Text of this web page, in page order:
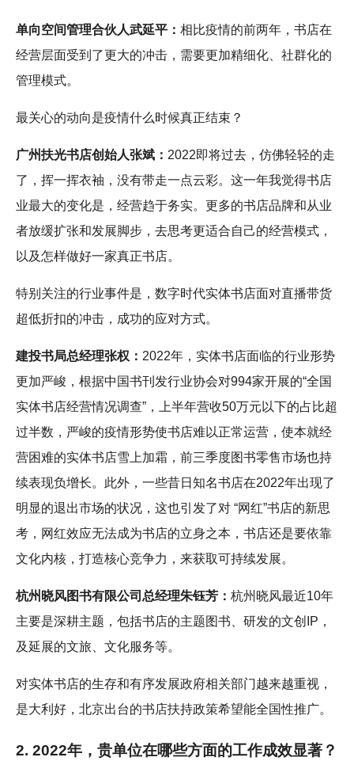
单向空间管理合伙人武延平： 相比疫情的前两年，书店在
经营层面受到了更大的冲击，需要更加精细化、社群化的
管理模式。
最关心的动向是疫情什么时候真正结束？
广州扶光书店创始人张斌： 2022即将过去，仿佛轻轻的走
了，挥一挥衣袖，没有带走一点云彩。这一年我觉得书店
业最大的变化是，经营趋于务实。更多的书店品牌和从业
者放缓扩张和发展脚步，去思考更适合自己的经营模式，
以及怎样做好一家真正书店。
特别关注的行业事件是，数字时代实体书店面对直播带货
超低折扣的冲击，成功的应对方式。
建投书局总经理张权： 2022年，实体书店面临的行业形势
更加严峻，根据中国书刊发行业协会对994家开展的“全国
实体书店经营情况调查”，上半年营收50万元以下的占比超
过半数，严峻的疫情形势使书店难以正常运营，使本就经
营困难的实体书店雪上加霜，前三季度图书零售市场也持
续表现负增长。此外，一些昔日知名书店在2022年出现了
明显的退出市场的状况，这也引发了对 “网红”书店的新思
考，网红效应无法成为书店的立身之本，书店还是要依靠
文化内核，打造核心竞争力，来获取可持续发展。
杭州晓风图书有限公司总经理朱钰芳： 杭州晓风最近10年
主要是深耕主题，包括书店的主题图书、研发的文创IP，
及延展的文旅、文化服务等。
对实体书店的生存和有序发展政府相关部门越来越重视，
是大利好，北京出台的书店扶持政策希望能全国性推广。
2. 2022年，贵单位在哪些方面的工作成效显著？